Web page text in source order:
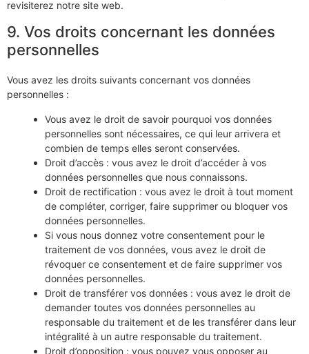
revisiterez notre site web.
9. Vos droits concernant les données
personnelles
Vous avez les droits suivants concernant vos données
personnelles :
Vous avez le droit de savoir pourquoi vos données
personnelles sont nécessaires, ce qui leur arrivera et
combien de temps elles seront conservées.
Droit d’accès : vous avez le droit d’accéder à vos
données personnelles que nous connaissons.
Droit de rectification : vous avez le droit à tout moment
de compléter, corriger, faire supprimer ou bloquer vos
données personnelles.
Si vous nous donnez votre consentement pour le
traitement de vos données, vous avez le droit de
révoquer ce consentement et de faire supprimer vos
données personnelles.
Droit de transférer vos données : vous avez le droit de
demander toutes vos données personnelles au
responsable du traitement et de les transférer dans leur
intégralité à un autre responsable du traitement.
Droit d’opposition : vous pouvez vous opposer au